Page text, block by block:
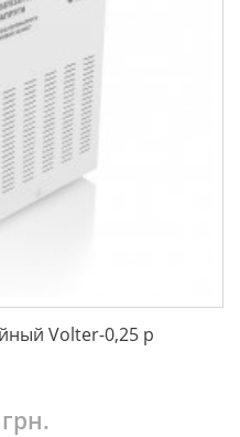
Volter-0,25 р